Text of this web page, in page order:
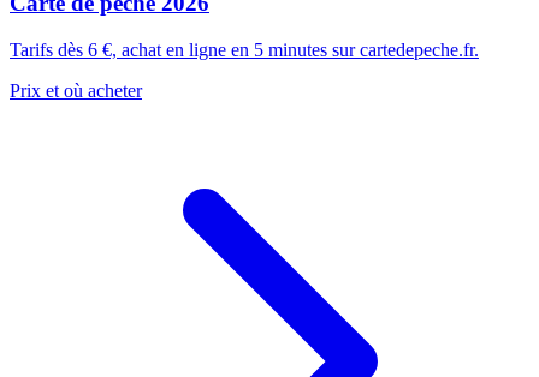
Tarifs dès 6 €, achat en ligne en 5 minutes sur cartedepeche.fr.
Prix et où acheter